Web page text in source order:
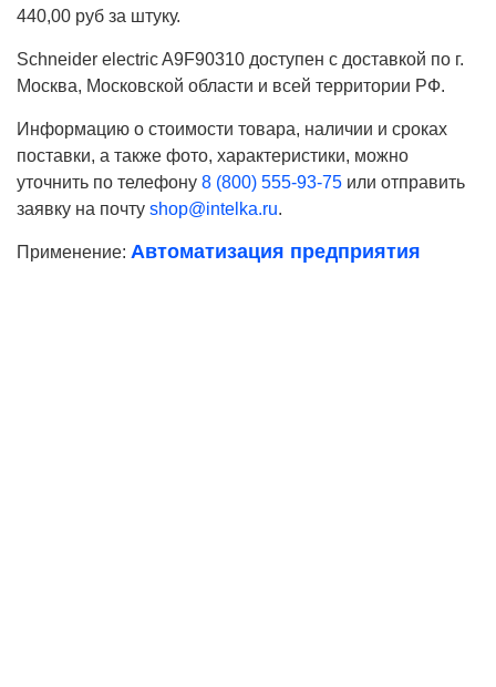
440,00 руб за штуку.
Schneider electric A9F90310 доступен с доставкой по г.
Москва, Московской области и всей территории РФ.
Информацию о стоимости товара, наличии и сроках
поставки, а также фото, характеристики, можно
уточнить по телефону 8 (800) 555-93-75 или отправить
заявку на почту shop@intelka.ru.
Применение: Автоматизация предприятия
Ваше имя